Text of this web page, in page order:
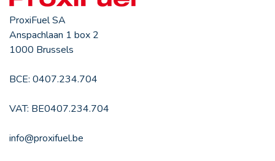
ProxiFuel SA
Anspachlaan 1 box 2
1000 Brussels
BCE: 0407.234.704
VAT: BE0407.234.704
info@proxifuel.be